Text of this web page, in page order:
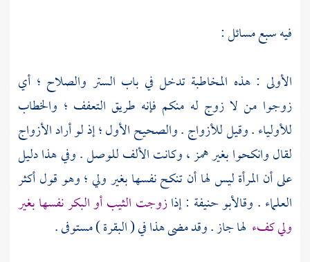
فيه سبع مسائل :
الأولى : هذه المخاطبة تدخل في باب الستر والصلاح ؛ أي
زوجوا من لا زوج له منكم فإنه طريق التعفف ؛ والخطاب
للأولياء . وقيل للأزواج . والصحيح الأول ؛ إذ لو أراد الأزواج
لقال وانكحوا بغير همز ، وكانت الألف للوصل . وفي هذا دليل
على أن المرأة ليس لها أن تنكح نفسها بغير ولي ؛ وهو قول أكثر
العلماء . وقالأبو حنيفة : إذازوجت الثيب أو البكر نفسها بغير
ولي كفء لها جاز . وقد مضى هذا في ( البقرة ) مستوفى .